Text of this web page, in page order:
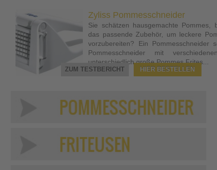
Zyliss Pommesschneider
Sie schätzen hausgemachte Pommes,
das passende Zubehör, um leckere
vorzubereiten? Ein Pommesschneider
Pommesschneider mit
unterschiedlich große Pommes Frites...
ZUM TESTBERICHT HIER BESTELLEN